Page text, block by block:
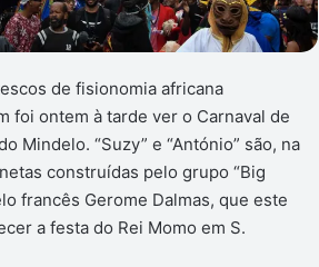
de fisionomia africana
foi ontem à tarde ver o Carnaval de
Mindelo. “Suzy” e “António” são, na
construídas pelo grupo “Big
francês Gerome Dalmas, que este
a festa do Rei Momo em S.